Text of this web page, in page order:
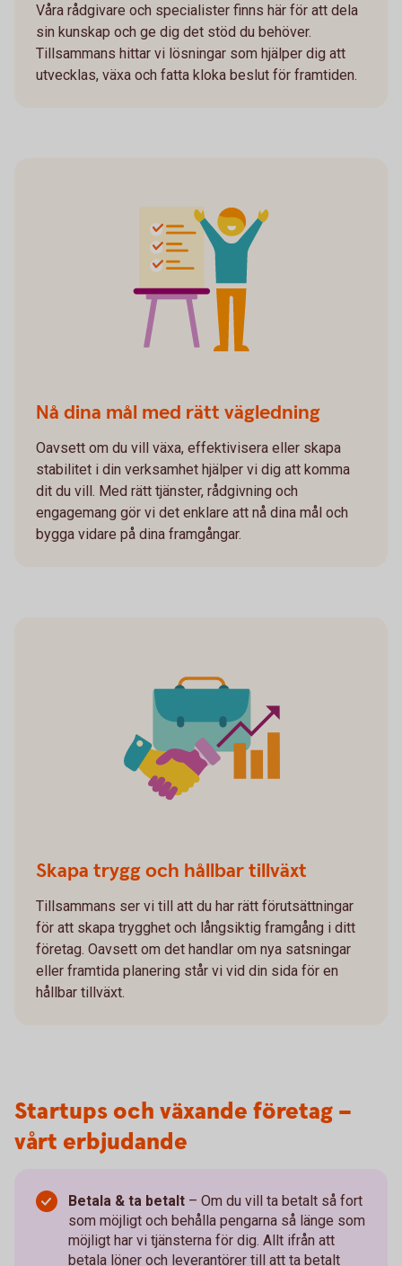
Våra rådgivare och specialister finns här för att dela
sin kunskap och ge dig det stöd du behöver.
Tillsammans hittar vi lösningar som hjälper dig att
utvecklas, växa och fatta kloka beslut för framtiden.
Nå dina mål med rätt vägledning
Oavsett om du vill växa, effektivisera eller skapa
stabilitet i din verksamhet hjälper vi dig att komma
dit du vill. Med rätt tjänster, rådgivning och
engagemang gör vi det enklare att nå dina mål och
bygga vidare på dina framgångar.
Skapa trygg och hållbar tillväxt
Tillsammans ser vi till att du har rätt förutsättningar
för att skapa trygghet och långsiktig framgång i ditt
företag. Oavsett om det handlar om nya satsningar
eller framtida planering står vi vid din sida för en
hållbar tillväxt.
Startups och växande företag –
vårt erbjudande
Betala & ta betalt – Om du vill ta betalt så fort
som möjligt och behålla pengarna så länge som
möjligt har vi tjänsterna för dig. Allt ifrån att
betala löner och leverantörer till att ta betalt